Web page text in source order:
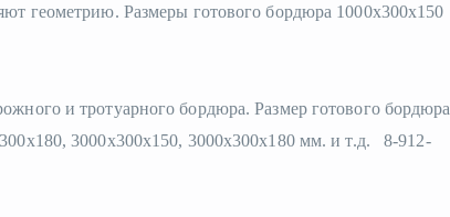
геометрию. Размеры готового бордюра 1000х300х150
и тротуарного бордюра. Размер готового бордюра
3000х300х150, 3000х300х180 мм. и т.д. 8-912-